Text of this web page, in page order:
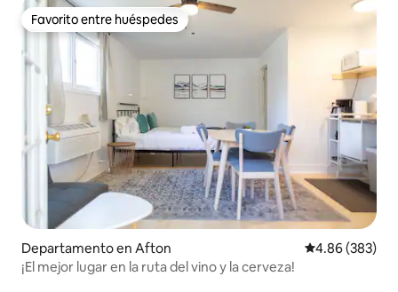
Favorito entre huéspedes
Favorito entre huéspedes
Departamento en Afton Calificación
4.86 (383)
¡El mejor lugar en la ruta del vino y la cerveza!